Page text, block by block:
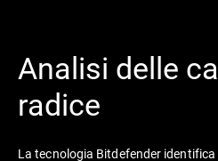
Analisi delle
radice
La tecnologia Bitdefender